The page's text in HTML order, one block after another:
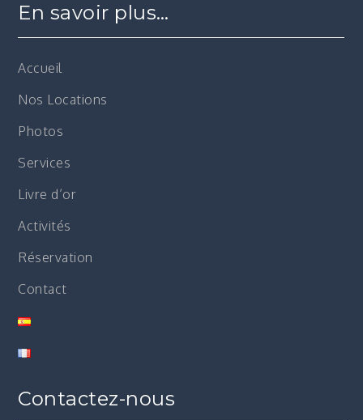
En savoir plus…
Accueil
Nos Locations
Photos
Services
Livre d’or
Activités
Réservation
Contact
Contactez-nous